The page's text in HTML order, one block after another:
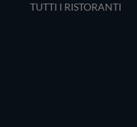
TUTTI I RISTORANTI